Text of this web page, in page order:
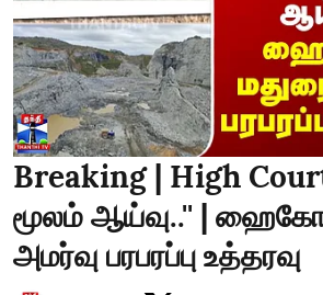
Breaking | High
மூலம் ஆய்வு..'' |
அமர்வு பரபரப்பு உத்தரவு